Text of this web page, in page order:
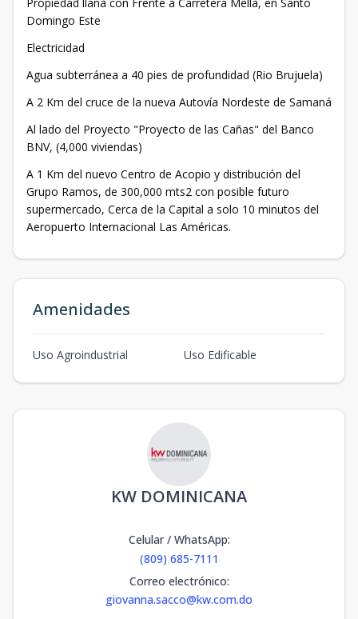
Propiedad llana con Frente a Carretera Mella, en Santo
Domingo Este
Electricidad
Agua subterránea a 40 pies de profundidad (Rio Brujuela)
A 2 Km del cruce de la nueva Autovía Nordeste de Samaná
Al lado del Proyecto "Proyecto de las Cañas" del Banco
BNV, (4,000 viviendas)
A 1 Km del nuevo Centro de Acopio y distribución del
Grupo Ramos, de 300,000 mts2 con posible futuro
supermercado, Cerca de la Capital a solo 10 minutos del
Aeropuerto Internacional Las Américas.
Amenidades
Uso Agroindustrial Uso Edificable
KW DOMINICANA
Celular / WhatsApp:
(809) 685-7111
Correo electrónico:
giovanna.sacco@kw.com.do